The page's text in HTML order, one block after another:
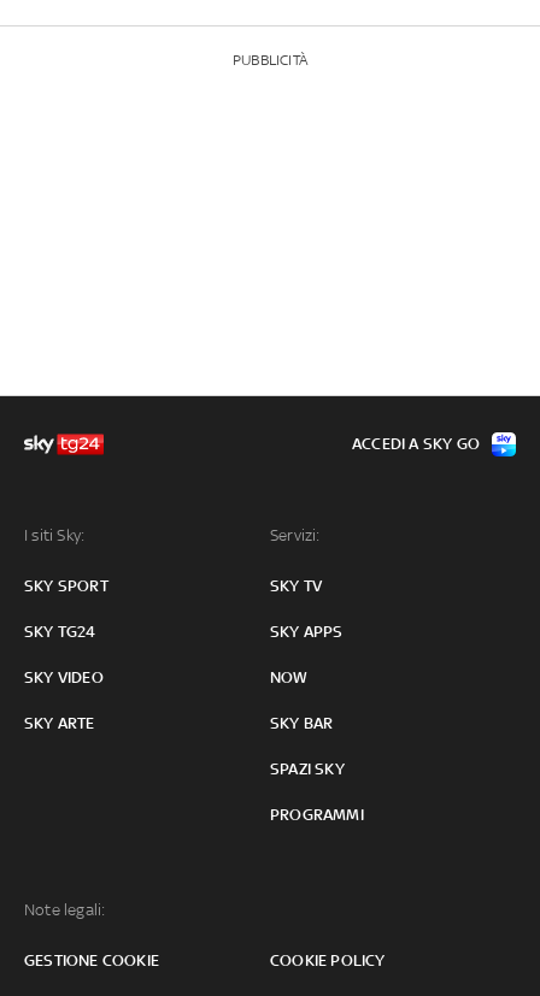
PUBBLICITÀ
I siti Sky:
SKY SPORT
SKY TG24
SKY VIDEO
SKY ARTE
Servizi:
SKY TV
SKY APPS
NOW
SKY BAR
SPAZI SKY
PROGRAMMI
Note legali:
GESTIONE COOKIE COOKIE POLICY
ACCEDI A SKY GO